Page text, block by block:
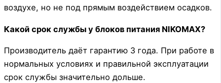
воздухе, но не под прямым воздействием осадков.
Какой срок службы у блоков питания NIKOMAX?
Производитель даёт гарантию 3 года. При работе в
нормальных условиях и правильной эксплуатации
срок службы значительно дольше.